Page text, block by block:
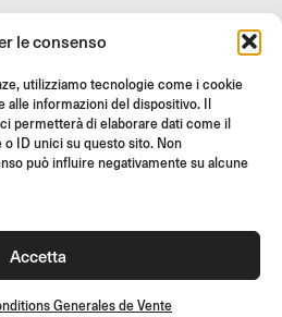
le consenso
utilizziamo tecnologie come i cookie
informazioni del dispositivo. Il
permetterà di elaborare dati come il
ID unici su questo sito. Non
può influire negativamente su alcune
Accetta
Generales de Vente
et accédez à des contenus
!